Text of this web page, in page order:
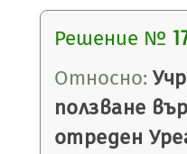
Решение №
Относно:
ползване
отреден